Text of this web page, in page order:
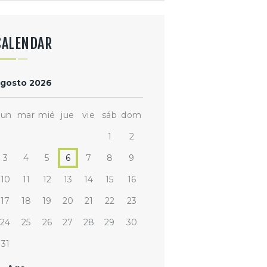
2026
mar mié jue vie sáb dom
1
2
3
4 5 6 7 8
9
10
11 12 13 14 15
16
17
18 19 20 21 22
23
24
25 26 27 28 29
30
31